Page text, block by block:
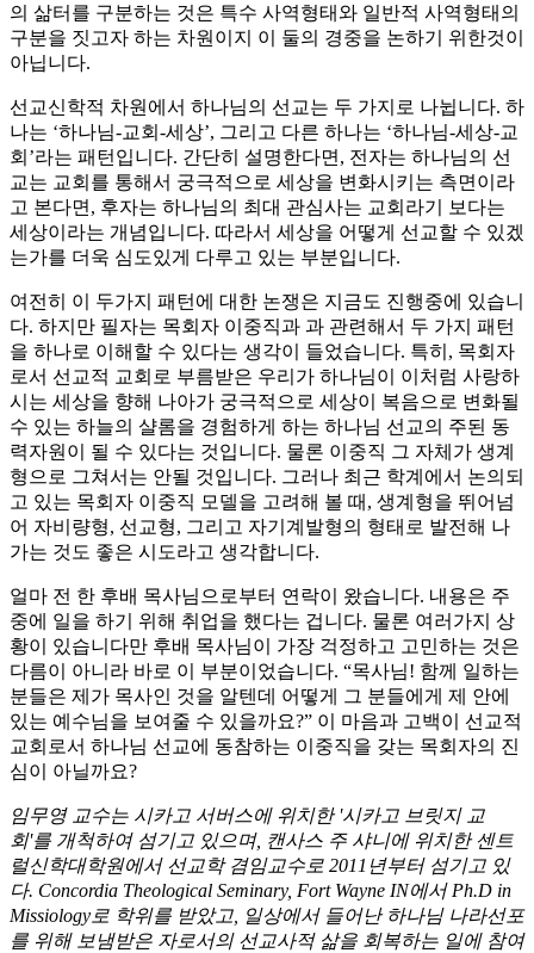
의 삶터를 구분하는 것은 특수 사역형태와 일반적 사역형태의
구분을 짓고자 하는 차원이지 이 둘의 경중을 논하기 위한것이
아닙니다.
선교신학적 차원에서 하나님의 선교는 두 가지로 나뉩니다. 하
나는 ‘하나님-교회-세상’, 그리고 다른 하나는 ‘하나님-세상-교
회’라는 패턴입니다. 간단히 설명한다면, 전자는 하나님의 선
교는 교회를 통해서 궁극적으로 세상을 변화시키는 측면이라
고 본다면, 후자는 하나님의 최대 관심사는 교회라기 보다는
세상이라는 개념입니다. 따라서 세상을 어떻게 선교할 수 있겠
는가를 더욱 심도있게 다루고 있는 부분입니다.
여전히 이 두가지 패턴에 대한 논쟁은 지금도 진행중에 있습니
다. 하지만 필자는 목회자 이중직과 과 관련해서 두 가지 패턴
을 하나로 이해할 수 있다는 생각이 들었습니다. 특히, 목회자
로서 선교적 교회로 부름받은 우리가 하나님이 이처럼 사랑하
시는 세상을 향해 나아가 궁극적으로 세상이 복음으로 변화될
수 있는 하늘의 샬롬을 경험하게 하는 하나님 선교의 주된 동
력자원이 될 수 있다는 것입니다. 물론 이중직 그 자체가 생계
형으로 그쳐서는 안될 것입니다. 그러나 최근 학계에서 논의되
고 있는 목회자 이중직 모델을 고려해 볼 때, 생계형을 뛰어넘
어 자비량형, 선교형, 그리고 자기계발형의 형태로 발전해 나
가는 것도 좋은 시도라고 생각합니다.
얼마 전 한 후배 목사님으로부터 연락이 왔습니다. 내용은 주
중에 일을 하기 위해 취업을 했다는 겁니다. 물론 여러가지 상
황이 있습니다만 후배 목사님이 가장 걱정하고 고민하는 것은
다름이 아니라 바로 이 부분이었습니다. “목사님! 함께 일하는
분들은 제가 목사인 것을 알텐데 어떻게 그 분들에게 제 안에
있는 예수님을 보여줄 수 있을까요?” 이 마음과 고백이 선교적
교회로서 하나님 선교에 동참하는 이중직을 갖는 목회자의 진
심이 아닐까요?
임무영 교수는 시카고 서버스에 위치한 '시카고 브릿지 교
회'를 개척하여 섬기고 있으며, 캔사스 주 샤니에 위치한 센트
럴신학대학원에서 선교학 겸임교수로 2011년부터 섬기고 있
다. Concordia Theological Seminary, Fort Wayne IN에서 Ph.D in
Missiology로 학위를 받았고, 일상에서 들어난 하나님 나라선포
를 위해 보냄받은 자로서의 선교사적 삶을 회복하는 일에 참여